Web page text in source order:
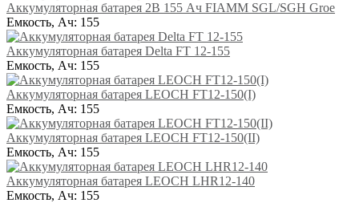
Аккумуляторная батарея 2В 155 Ач FIAMM SGL/SGH Groe
Емкость, Ач: 155
Аккумуляторная батарея Delta FT 12-155
Емкость, Ач: 155
Аккумуляторная батарея LEOCH FT12-150(I)
Емкость, Ач: 155
Аккумуляторная батарея LEOCH FT12-150(II)
Емкость, Ач: 155
Аккумуляторная батарея LEOCH LHR12-140
Емкость, Ач: 155